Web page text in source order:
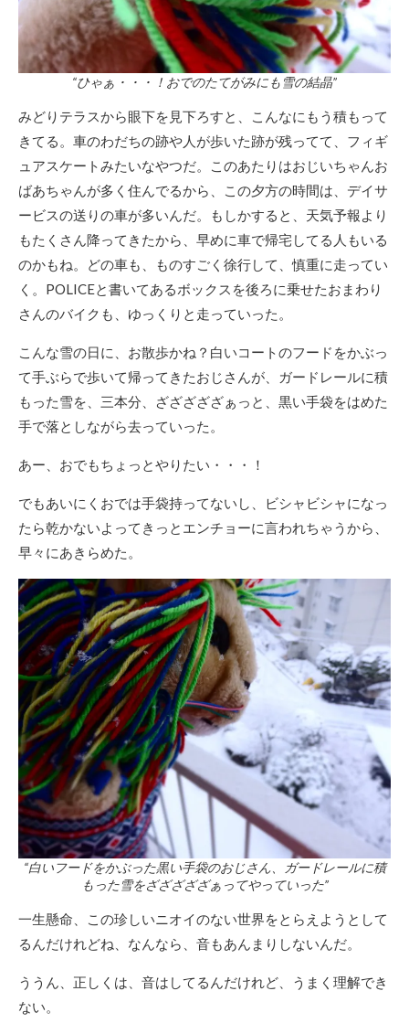
“ひゃぁ・・・！おでのたてがみにも雪の結晶”
みどりテラスから眼下を見下ろすと、こんなにもう積もって
きてる。車のわだちの跡や人が歩いた跡が残ってて、フィギ
ュアスケートみたいなやつだ。このあたりはおじいちゃんお
ばあちゃんが多く住んでるから、この夕方の時間は、デイサ
ービスの送りの車が多いんだ。もしかすると、天気予報より
もたくさん降ってきたから、早めに車で帰宅してる人もいる
のかもね。どの車も、ものすごく徐行して、慎重に走ってい
く。POLICEと書いてあるボックスを後ろに乗せたおまわり
さんのバイクも、ゆっくりと走っていった。
こんな雪の日に、お散歩かね？白いコートのフードをかぶっ
て手ぶらで歩いて帰ってきたおじさんが、ガードレールに積
もった雪を、三本分、ざざざざざぁっと、黒い手袋をはめた
手で落としながら去っていった。
あー、おでもちょっとやりたい・・・！
でもあいにくおでは手袋持ってないし、ビシャビシャになっ
たら乾かないよってきっとエンチョーに言われちゃうから、
早々にあきらめた。
“白いフードをかぶった黒い手袋のおじさん、ガードレールに積
もった雪をざざざざざぁってやっていった”
一生懸命、この珍しいニオイのない世界をとらえようとして
るんだけれどね、なんなら、音もあんまりしないんだ。
ううん、正しくは、音はしてるんだけれど、うまく理解でき
ない。